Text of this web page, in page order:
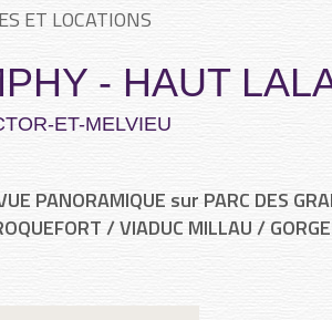
ET LOCATIONS
- HAUT
ET-MELVIEU
PANORAMIQUE sur PARC DES
/ VIADUC MILLAU /